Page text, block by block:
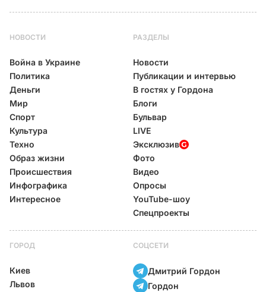
НОВОСТИ
Война в Украине
Политика
Деньги
Мир
Спорт
Культура
Техно
Образ жизни
Происшествия
Инфографика
Интересное
РАЗДЕЛЫ
Новости
Публикации и интервью
В гостях у Гордона
Блоги
Бульвар
LIVE
Эксклюзив
Фото
Видео
Опросы
YouTube-шоу
Спецпроекты
ГОРОД
Киев
Львов
СОЦСЕТИ
Дмитрий Гордон
Гордон